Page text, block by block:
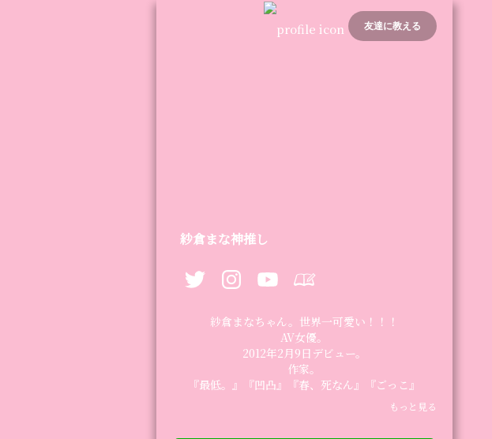
友達に教える
紗倉まな神推し
紗倉まなちゃん。世界一可愛い！！！
AV女優。
2012年2月9日デビュー。
作家。
『最低。』『凹凸』『春、死なん』『ごっこ』
もっと見る